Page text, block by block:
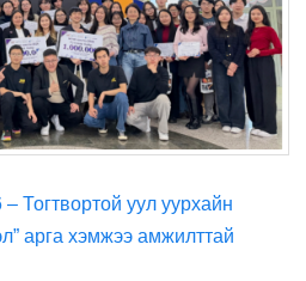
уул уурхайн
арга хэмжээ амжилттай